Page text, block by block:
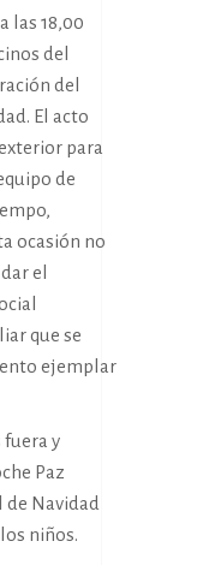
las 18,00
del
del
El acto
para
de
ocasión no
el
que se
ejemplar
y
Paz
Navidad
niños.